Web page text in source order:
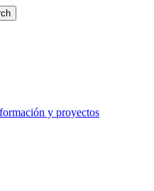
y proyectos